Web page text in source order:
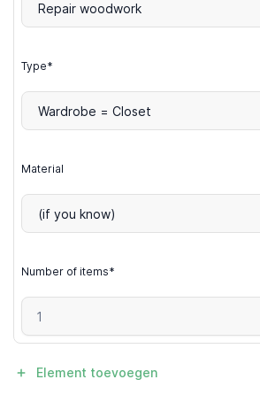
Repair woodwork
Type*
Wardrobe = Closet
Material
(if you know)
Number of items*
Element toevoegen